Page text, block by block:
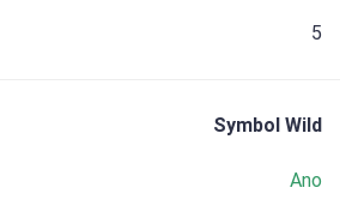
5
Symbol Wild
Ano